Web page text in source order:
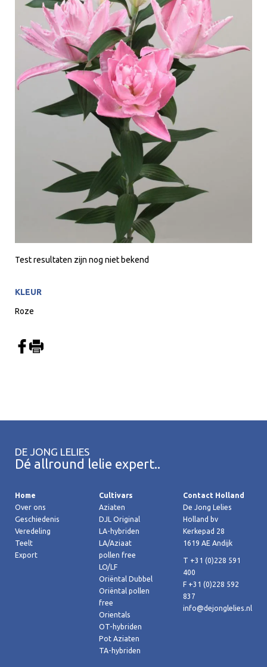
Test resultaten zijn nog niet bekend
KLEUR
Roze
DE JONG LELIES
Dé allround lelie expert..
Home
Over ons
Geschiedenis
Veredeling
Teelt
Export
Cultivars
Aziaten
DJL Original
LA-hybriden
LA/Aziaat
pollen free
LO/LF
Oriëntal Dubbel
Oriëntal pollen
free
Orientals
OT-hybriden
Pot Aziaten
TA-hybriden
Contact Holland
De Jong Lelies
Holland bv
Kerkepad 28
1619 AE Andijk
T +31 (0)228 591
400
F +31 (0)228 592
837
info@dejonglelies.nl